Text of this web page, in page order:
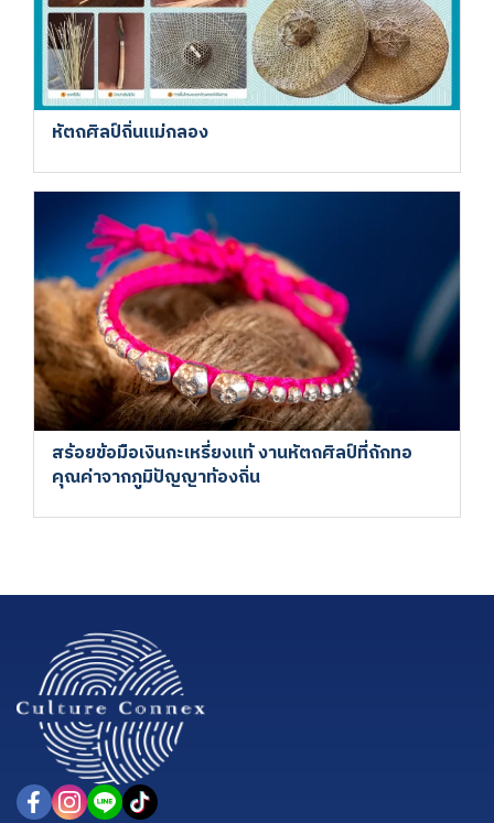
หัตถศิลป์ถิ่นแม่กลอง
สร้อยข้อมือเงินกะเหรี่ยงแท้ งานหัตถศิลป์ที่ถักทอ
คุณค่าจากภูมิปัญญาท้องถิ่น